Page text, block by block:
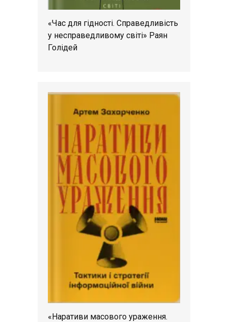
«Час для гідності. Справедливість
у несправедливому світі» Раян
Голідей
«Наративи масового ураження.